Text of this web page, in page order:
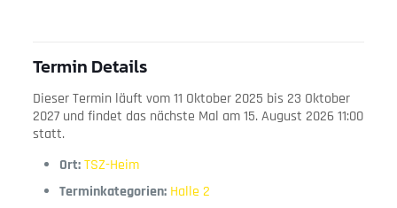
Termin Details
Dieser Termin läuft vom 11 Oktober 2025 bis 23 Oktober
2027 und findet das nächste Mal am 15. August 2026 11:00
statt.
Ort:TSZ-Heim
Terminkategorien: Halle 2